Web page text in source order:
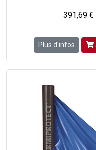
391,69 €
Plus d'infos